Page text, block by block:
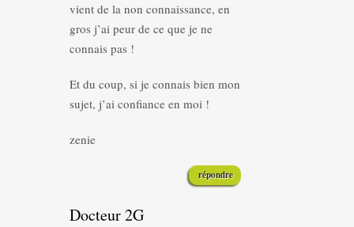
vient de la non connaissance, en
gros j’ai peur de ce que je ne
connais pas !
Et du coup, si je connais bien mon
sujet, j’ai confiance en moi !
zenie
répondre
Docteur 2G